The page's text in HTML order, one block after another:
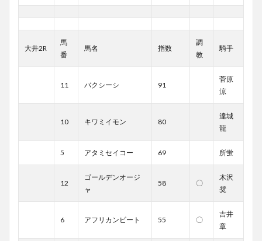
大井2R
馬
番
馬名 指数
調
教
騎手
11 バクシーシ 91
菅原
涼
10 キワミイモン 80
達城
龍
5 アタミセイコー 69 所蛍
12
ゴールデンオージ
ャ
58 〇
木沢
奨
6 アフリカンビート 55 〇
吉井
章